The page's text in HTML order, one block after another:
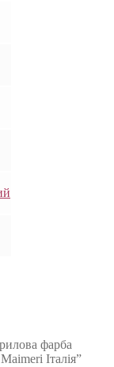
фарба
Італія”